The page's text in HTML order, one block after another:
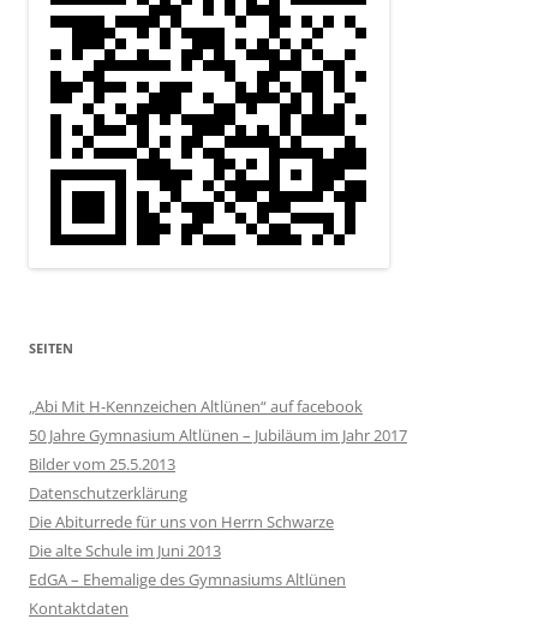
SEITEN
„Abi Mit H-Kennzeichen Altlünen“ auf facebook
50 Jahre Gymnasium Altlünen – Jubiläum im Jahr 2017
Bilder vom 25.5.2013
Datenschutzerklärung
Die Abiturrede für uns von Herrn Schwarze
Die alte Schule im Juni 2013
EdGA – Ehemalige des Gymnasiums Altlünen
Kontaktdaten